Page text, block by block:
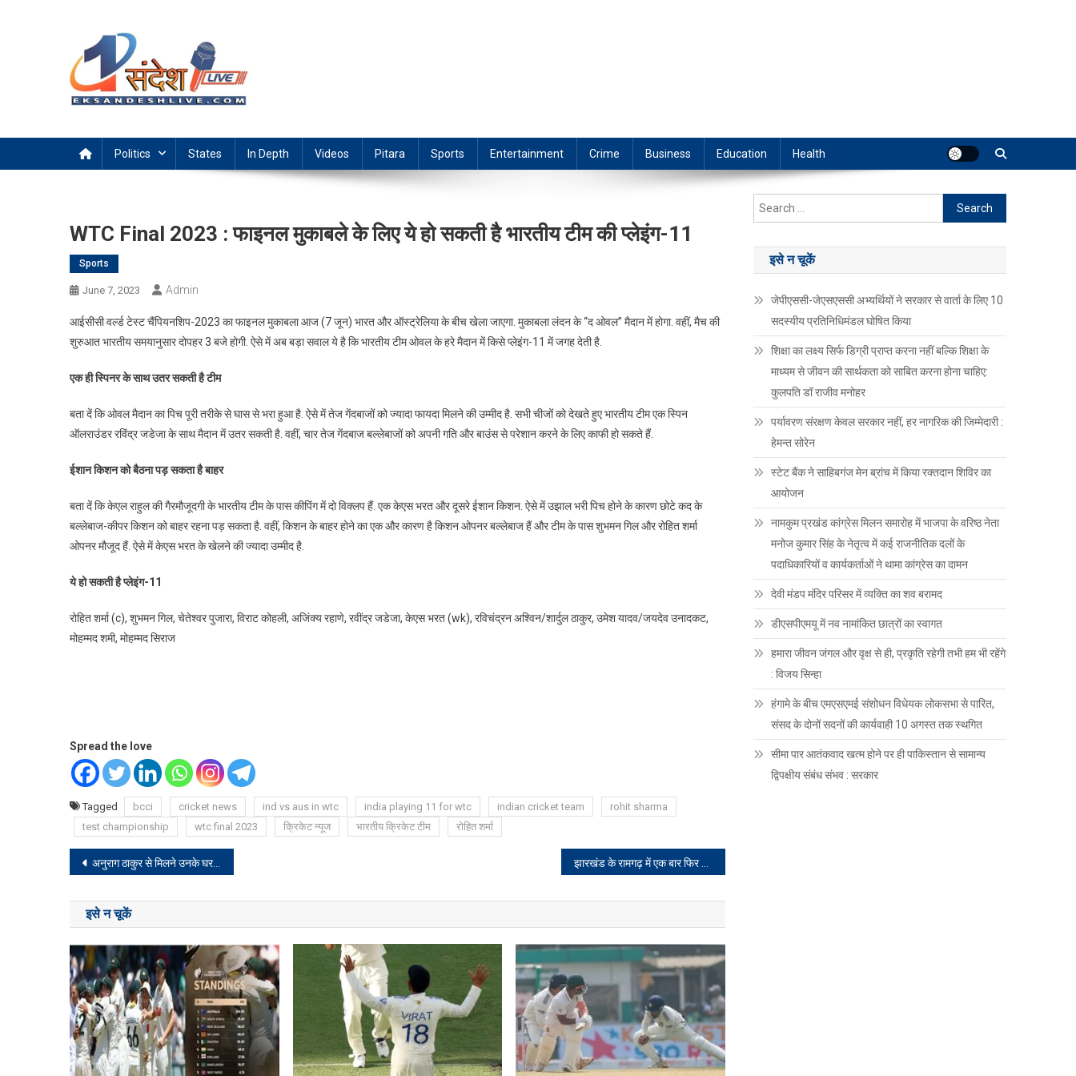
Politics States In Depth Videos Pitara Sports Entertainment Crime Business Education Health
WTC Final 2023 : फाइनल मुकाबले के लिए ये हो सकती है भारतीय टीम की प्लेइंग-11
Sports
June 7, 2023 Admin
आईसीसी वर्ल्ड टेस्ट चैंपियनशिप-2023 का फाइनल मुकाबला आज (7 जून) भारत और ऑस्ट्रेलिया के बीच खेला जाएगा. मुकाबला लंदन के “द ओवल” मैदान में होगा. वहीं, मैच की
शुरुआत भारतीय समयानुसार दोपहर 3 बजे होगी. ऐसे में अब बड़ा सवाल ये है कि भारतीय टीम ओवल के हरे मैदान में किसे प्लेइंग-11 में जगह देती है.
एक ही स्पिनर के साथ उतर सकती है टीम
बता दें कि ओवल मैदान का पिच पूरी तरीके से घास से भरा हुआ है. ऐसे में तेज गेंदबाजों को ज्यादा फायदा मिलने की उम्मीद है. सभी चीजों को देखते हुए भारतीय टीम एक स्पिन
ऑलराउंडर रविंद्र जडेजा के साथ मैदान में उतर सकती है. वहीं, चार तेज गेंदबाज बल्लेबाजों को अपनी गति और बाउंस से परेशान करने के लिए काफी हो सकते हैं.
ईशान किशन को बैठना पड़ सकता है बाहर
बता दें कि केएल राहुल की गैरमौजूदगी के भारतीय टीम के पास कीपिंग में दो विक्लप हैं. एक केएस भरत और दूसरे ईशान किशन. ऐसे में उझाल भरी पिच होने के कारण छोटे कद के
बल्लेबाज-कीपर किशन को बाहर रहना पड़ सकता है. वहीं, किशन के बाहर होने का एक और कारण है किशन ओपनर बल्लेबाज हैं और टीम के पास शुभमन गिल और रोहित शर्मा
ओपनर मौजूद हैं. ऐसे में केएस भरत के खेलने की ज्यादा उम्मीद है.
ये हो सकती है प्लेइंग-11
रोहित शर्मा (c), शुभमन गिल, चेतेश्वर पुजारा, विराट कोहली, अजिंक्य रहाणे, रवींद्र जडेजा, केएस भरत (wk), रविचंद्रन अश्विन/शार्दुल ठाकुर, उमेश यादव/जयदेव उनादकट,
मोहम्मद शमी, मोहम्मद सिराज
Spread the love
Tagged bcci cricket news ind vs aus in wtc india playing 11 for wtc indian cricket team
rohit sharma
test championship
wtc final 2023 क्रिकेट न्यूज भारतीय क्रिकेट टीम रोहित शर्मा
Post
navigation
अनुराग ठाकुर से मिलने उनके घर पहुंचे पहलवान बजरंग पूनिया और साक्षी मलिक, क्या निकलेगा समाधान? झारखंड के रामगढ़ में एक बार फिर क्यों शुरू हुआ चिपको आंदोलन?
इसे न चूकें
Search
for:
इसे न चूकें
जेपीएससी-जेएसएससी अभ्यर्थियों ने सरकार से वार्ता के लिए 10
सदस्यीय प्रतिनिधिमंडल घोषित किया
शिक्षा का लक्ष्य सिर्फ डिग्री प्राप्त करना नहीं बल्कि शिक्षा के
माध्यम से जीवन की सार्थकता को साबित करना होना चाहिए:
कुलपति डॉ राजीव मनोहर
पर्यावरण संरक्षण केवल सरकार नहीं, हर नागरिक की जिम्मेदारी :
हेमन्त सोरेन
स्टेट बैंक ने साहिबगंज मेन ब्रांच में किया रक्तदान शिविर का
आयोजन
नामकुम प्रखंड कांग्रेस मिलन समारोह में भाजपा के वरिष्ठ नेता
मनोज कुमार सिंह के नेतृत्व में कई राजनीतिक दलों के
पदाधिकारियों व कार्यकर्ताओं ने थामा कांग्रेस का दामन
देवी मंडप मंदिर परिसर में व्यक्ति का शव बरामद
डीएसपीएमयू में नव नामांकित छात्रों का स्वागत
हमारा जीवन जंगल और वृक्ष से ही, प्रकृति रहेगी तभी हम भी रहेंगे
: विजय सिन्हा
हंगामे के बीच एमएसएमई संशोधन विधेयक लोकसभा से पारित,
संसद के दोनों सदनों की कार्यवाही 10 अगस्त तक स्थगित
सीमा पार आतंकवाद खत्म होने पर ही पाकिस्तान से सामान्य
द्विपक्षीय संबंध संभव : सरकार